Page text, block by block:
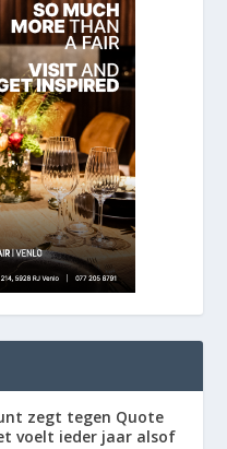
zegt tegen Quote
voelt ieder jaar alsof